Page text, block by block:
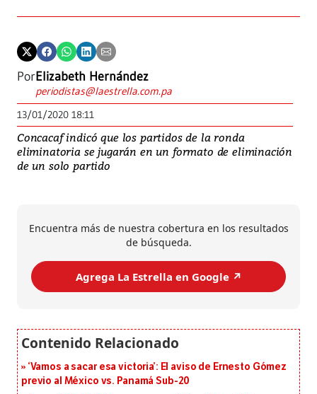
PorElizabeth Hernández
periodistas@laestrella.com.pa
13/01/2020 18:11
Concacaf indicó que los partidos de la ronda
eliminatoria se jugarán en un formato de eliminación
de un solo partido
Encuentra más de nuestra cobertura en los resultados
de búsqueda.
Agrega La Estrella en Google ↗️
‘Vamos a sacar esa victoria’: El aviso de Ernesto Gómez
previo al México vs. Panamá Sub-20